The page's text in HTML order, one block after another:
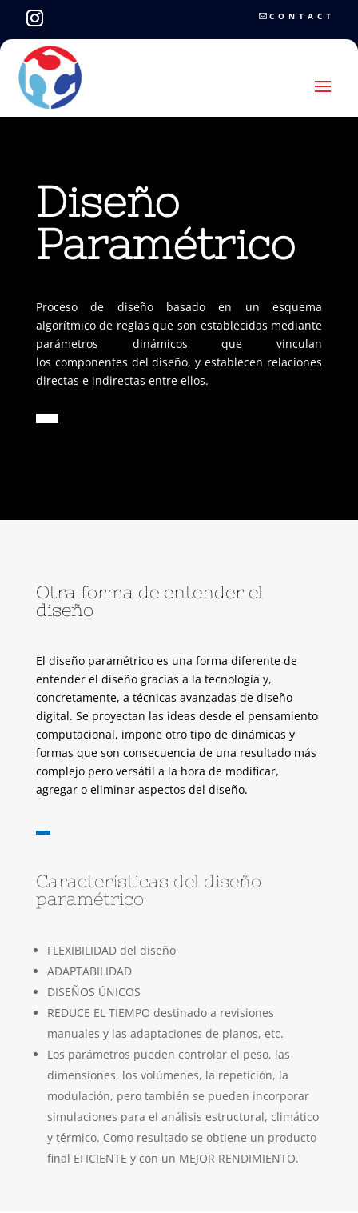
CONTACT
Diseño
Paramétrico
Proceso de diseño basado en un esquema
algorítmico de reglas que son establecidas mediante
parámetros dinámicos que vinculan
los componentes del diseño, y establecen relaciones
directas e indirectas entre ellos.
Otra forma de entender el
diseño
El diseño paramétrico es una forma diferente de
entender el diseño gracias a la tecnología y,
concretamente, a técnicas avanzadas de diseño
digital. Se proyectan las ideas desde el pensamiento
computacional, impone otro tipo de dinámicas y
formas que son consecuencia de una resultado más
complejo pero versátil a la hora de modificar,
agregar o eliminar aspectos del diseño.
Características del diseño
paramétrico
FLEXIBILIDAD del diseño
ADAPTABILIDAD
DISEÑOS ÚNICOS
REDUCE EL TIEMPO destinado a revisiones
manuales y las adaptaciones de planos, etc.
Los parámetros pueden controlar el peso, las
dimensiones, los volúmenes, la repetición, la
modulación, pero también se pueden incorporar
simulaciones para el análisis estructural, climático
y térmico. Como resultado se obtiene un producto
final EFICIENTE y con un MEJOR RENDIMIENTO.